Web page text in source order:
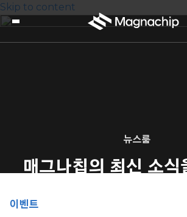
Skip to content
뉴스룸
매그나칩의 최신 소식
이벤트